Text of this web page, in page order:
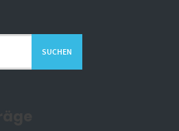
SUCHEN